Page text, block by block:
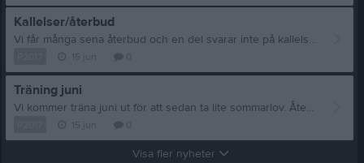
Kallelser/återbud
Vi får många sena återbud och en del svarar inte på kallelser. Vi ber er vänligen att svara på kallelser i god tid och vid återbud hör av er och gärna så tidigt som möjligt. //Ledarna
Träning juni
Vi kommer träna juni ut för att sedan ta lite sommarlov. Åter med mer info när vi börjar igen och då kommer även en kallelse. //Ledarna
Visa fler nyheter